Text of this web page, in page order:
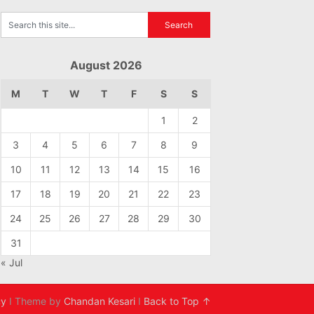
August 2026
M T W T F S S
1 2
3 4 5 6 7 8 9
10 11 12 13 14 15 16
17 18 19 20 21 22 23
24 25 26 27 28 29 30
31
« Jul
I Theme by Chandan Kesari I Back to Top ↑